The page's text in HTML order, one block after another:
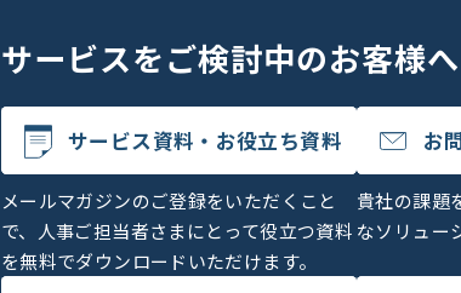
サービスをご検討中のお客様へ
サービス資料・お役立ち資料
メールマガジンのご登録をいただくこと
で、人事ご担当者さまにとって役立つ資料
を無料でダウンロードいただけます。
お
貴社の課題
なソリュー